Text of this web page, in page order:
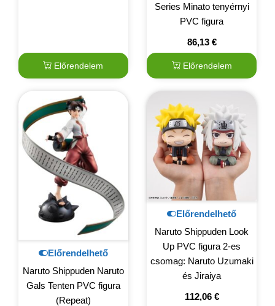
Előrendelem
Series Minato tenyérnyi
PVC figura
86,13 €
Előrendelem
Előrendelhető
Naruto Shippuden Naruto
Gals Tenten PVC figura
(Repeat)
Előrendelhető
Naruto Shippuden Look
Up PVC figura 2-es
csomag: Naruto Uzumaki
és Jiraiya
112,06 €